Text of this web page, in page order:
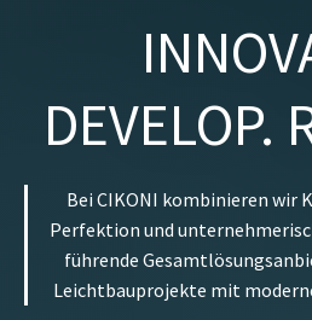
DEVELOP.
Bei CIKONI kombinieren wir
Perfektion und
führende
Leichtbauprojekte mit